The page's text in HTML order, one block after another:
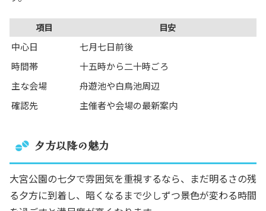
項目 目安
中心日
七月七日前後
時間帯
十五時から二十時ごろ
主な会場
舟遊池や白鳥池周辺
確認先
主催者や会場の最新案内
夕方以降の魅力
大宮公園の七夕で雰囲気を重視するなら、まだ明るさの残
る夕方に到着し、暗くなるまで少しずつ景色が変わる時間